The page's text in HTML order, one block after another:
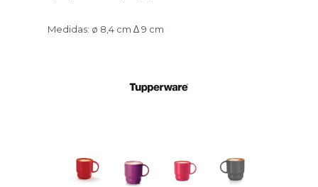
Medidas: ø 8,4 cm ∆ 9 cm